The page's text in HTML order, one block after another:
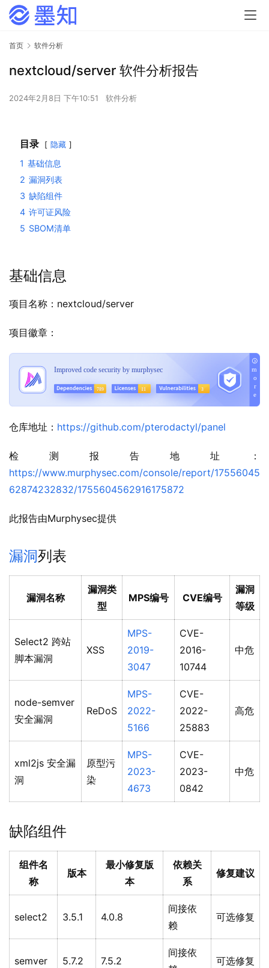
首页 软件分析
nextcloud/server 软件分析报告
2024年2月8日 下午10:51 软件分析
目录 隐藏
1 基础信息
2 漏洞列表
3 缺陷组件
4 许可证风险
5 SBOM清单
基础信息
项目名称：nextcloud/server
项目徽章：
仓库地址： https://github.com/pterodactyl/panel
检测报告地址：
https://www.murphysec.com/console/report/17556045
62874232832/1755604562916175872
此报告由Murphysec提供
漏洞列表
漏洞名称
漏洞类
型
MPS编号 CVE编号
漏洞
等级
Select2 跨站
脚本漏洞
XSS
MPS-
2019-
3047
CVE-
2016-
10744
中危
node-semver
安全漏洞
ReDoS
MPS-
2022-
5166
CVE-
2022-
25883
高危
xml2js 安全漏
洞
原型污
染
MPS-
2023-
4673
CVE-
2023-
0842
中危
缺陷组件
组件名
称
版本
最小修复版
本
依赖关
系
修复建议
select2 3.5.1 4.0.8
间接依
赖
可选修复
semver 5.7.2 7.5.2
间接依
可选修复